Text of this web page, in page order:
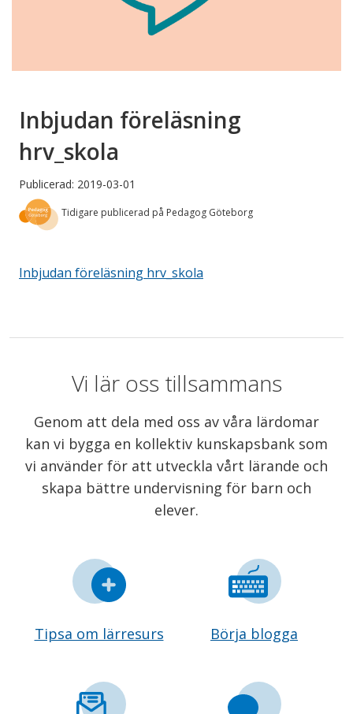
Inbjudan föreläsning
hrv_skola
Publicerad: 2019-03-01
Tidigare publicerad på Pedagog Göteborg
Inbjudan föreläsning hrv_skola
Vi lär oss tillsammans
Genom att dela med oss av våra lärdomar
kan vi bygga en kollektiv kunskapsbank som
vi använder för att utveckla vårt lärande och
skapa bättre undervisning för barn och
elever.
Tipsa om lärresurs Börja blogga